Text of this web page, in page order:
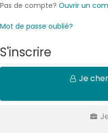
Pas de compte? Ouvrir un
Mot de passe oublié?
S'inscrire
Je